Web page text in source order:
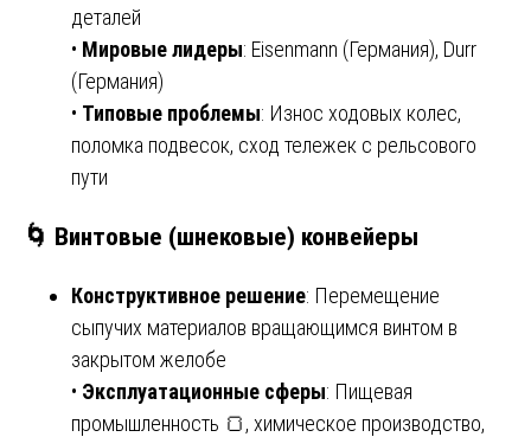
деталей
• Мировые лидеры: Eisenmann (Германия), Durr
(Германия)
• Типовые проблемы: Износ ходовых колес,
поломка подвесок, сход тележек с рельсового
пути
🌀 Винтовые (шнековые) конвейеры
Конструктивное решение: Перемещение
сыпучих материалов вращающимся винтом в
закрытом желобе
• Эксплуатационные сферы: Пищевая
промышленность 🍞, химическое производство,